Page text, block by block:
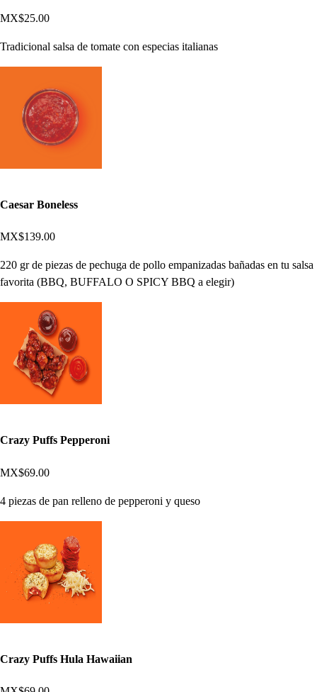
MX$25.00
Tradicional salsa de tomate con especias italianas
Caesar Boneless
MX$139.00
220 gr de piezas de pechuga de pollo empanizadas bañadas en tu salsa
favorita (BBQ, BUFFALO O SPICY BBQ a elegir)
Crazy Puffs Pepperoni
MX$69.00
4 piezas de pan relleno de pepperoni y queso
Crazy Puffs Hula Hawaiian